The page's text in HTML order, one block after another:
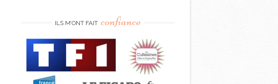
ILS M’ONT FAIT confiance